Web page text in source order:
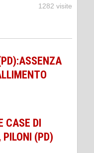
1282 visite
CASE DI
PILONI (PD)